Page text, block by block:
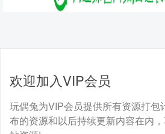
欢迎加入VIP会员
玩偶兔为VIP会员提供所有资源打包
布的资源和以后持续更新内容在内